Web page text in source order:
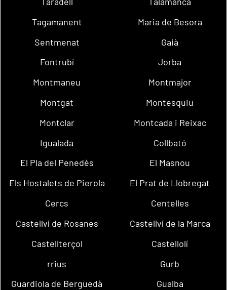
Tagamanent
Maria de Besora
Sentmenat
Gaià
Fontrubí
Jorba
Montmaneu
Montmajor
Montgat
Montesquiu
Montclar
Montcada i Reixac
Igualada
Collbató
El Pla del Penedès
El Masnou
Els Hostalets de Pierola
El Prat de Llobregat
Cercs
Centelles
Castellví de Rosanes
Castellví de la Marca
Castellterçol
Castellolí
rrius
Gurb
Guardiola de Berguedà
Gualba